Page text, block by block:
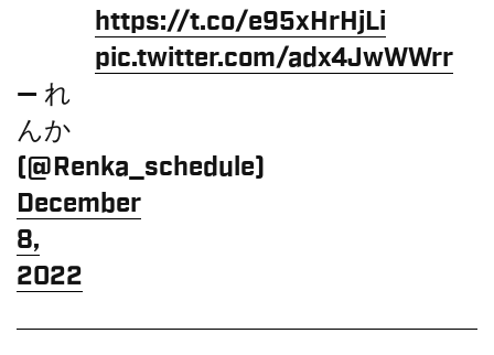
https://t.co/e95xHrHjLi
pic.twitter.com/adx4JwWWrr
— れ
んか
(@Renka_schedule)
December
8,
2022